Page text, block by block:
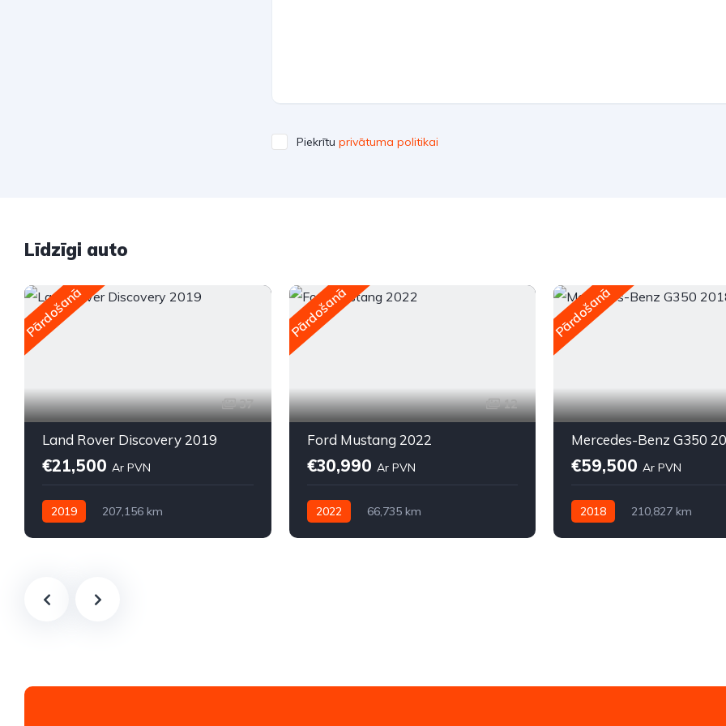
Piekrītu privātuma politikai
Līdzīgi auto
Pārdošanā
37
Land Rover Discovery 2019
€21,500 Ar PVN
2019
207,156 km
Pārdošanā
12
Ford Mustang 2022
€30,990 Ar PVN
2022
66,735 km
Pārdošanā
Mercedes-Benz G350
€59,500 Ar PVN
2018
210,827 km